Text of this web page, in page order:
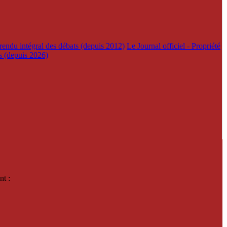
intégral des débats (depuis 2012) Le Journal officiel - Propriété
(depuis 2026)
: